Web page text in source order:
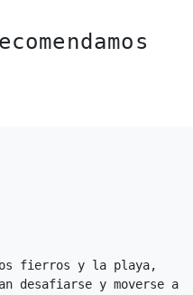
fierros y la playa,
desafiarse y moverse a